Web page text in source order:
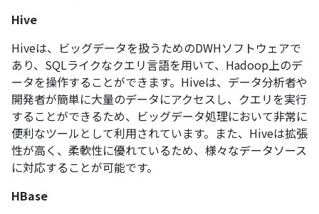
Hive
Hiveは、ビッグデータを扱うためのDWHソフトウェアで
あり、SQLライクなクエリ言語を用いて、Hadoop上のデ
ータを操作することができます。Hiveは、データ分析者や
開発者が簡単に大量のデータにアクセスし、クエリを実行
することができるため、ビッグデータ処理において非常に
便利なツールとして利用されています。また、Hiveは拡張
性が高く、柔軟性に優れているため、様々なデータソース
に対応することが可能です。
HBase